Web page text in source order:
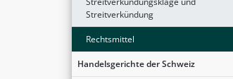
Streitverkündung
Rechtsmittel
Handelsgerichte der Schweiz